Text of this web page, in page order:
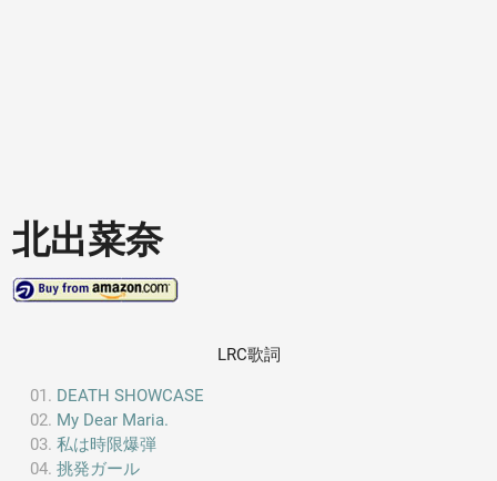
北出菜奈
LRC歌詞
DEATH SHOWCASE
My Dear Maria.
私は時限爆弾
挑発ガール